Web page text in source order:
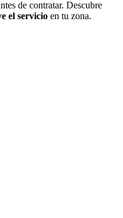
de contratar. Descubre
el servicio en tu zona.